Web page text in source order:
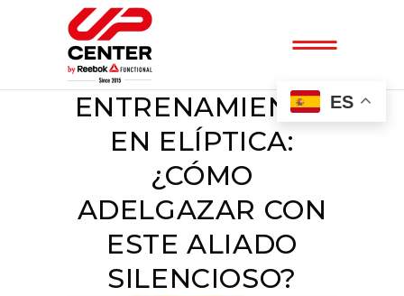
ENTRENAMIENTO
EN ELÍPTICA:
¿CÓMO
ADELGAZAR CON
ESTE ALIADO
SILENCIOSO?
ES